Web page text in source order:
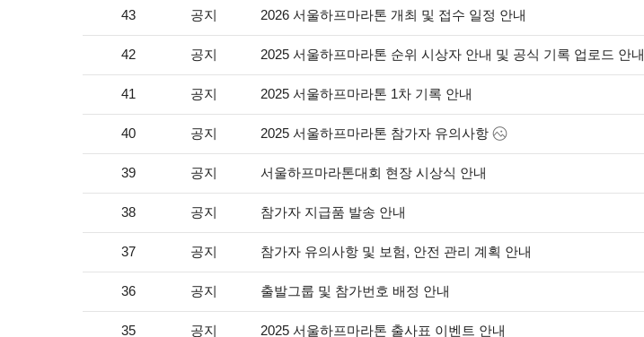
43 공지 2026 서울하프마라톤 개최 및 접수 일정 안내
42 공지 2025 서울하프마라톤 순위 시상자 안내 및 공식 기록 업로드 안내
41 공지 2025 서울하프마라톤 1차 기록 안내
40 공지 2025 서울하프마라톤 참가자 유의사항
39 공지 서울하프마라톤대회 현장 시상식 안내
38 공지 참가자 지급품 발송 안내
37 공지 참가자 유의사항 및 보험, 안전 관리 계획 안내
36 공지 출발그룹 및 참가번호 배정 안내
35 공지 2025 서울하프마라톤 출사표 이벤트 안내